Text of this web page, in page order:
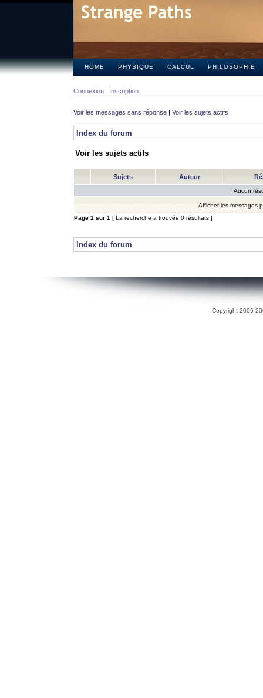
HOME PHYSIQUE CALCUL PHILOSOPHIE
Connexion Inscription
Voir les messages sans réponse | Voir les sujets actifs
Index du forum
Voir les sujets actifs
Sujets Auteur
Aucun
Afficher les messages
Page 1 sur 1 [ La recherche a trouvée 0 résultats ]
Index du forum
Copyright 2006-